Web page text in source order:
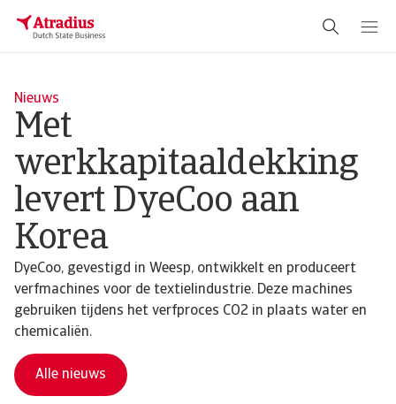
Nieuws
Met
werkkapitaaldekking
levert DyeCoo aan
Korea
DyeCoo, gevestigd in Weesp, ontwikkelt en produceert
verfmachines voor de textielindustrie. Deze machines
gebruiken tijdens het verfproces CO2 in plaats water en
chemicaliën.
Alle nieuws